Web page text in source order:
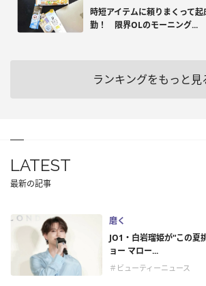
時短アイテムに頼りまくって
勤！ 限界OLのモーニング...
ランキングをもっと見
LATEST
最新の記事
磨く
JO1・白岩瑠姫が“この
ョー マロー...
＃ビューティーニュース